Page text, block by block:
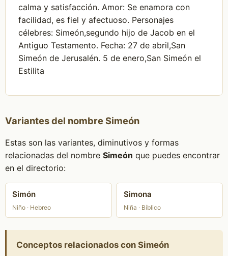
calma y satisfacción. Amor: Se enamora con
facilidad, es fiel y afectuoso. Personajes
célebres: Simeón,segundo hijo de Jacob en el
Antiguo Testamento. Fecha: 27 de abril,San
Simeón de Jerusalén. 5 de enero,San Simeón el
Estilita
Variantes del nombre Simeón
Estas son las variantes, diminutivos y formas
relacionadas del nombre Simeón que puedes encontrar
en el directorio:
Simón
Niño · Hebreo
Simona
Niña · Bíblico
Conceptos relacionados con Simeón